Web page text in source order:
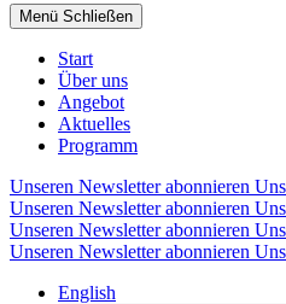
Menü Schließen
Start
Über uns
Angebot
Aktuelles
Programm
Unseren Newsletter abonnieren
Unseren Newsletter abonnieren
Unseren Newsletter abonnieren
Unseren Newsletter abonnieren
English